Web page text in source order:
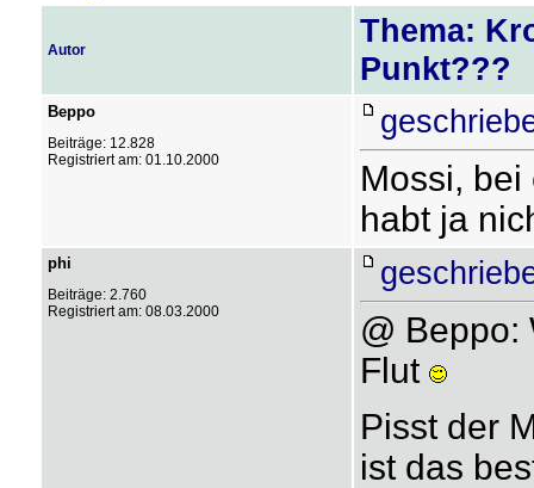
Autor
Thema:
Punkt???
Beppo
Beiträge: 12.828
Registriert am: 01.10.2000
Mossi, bei
habt ja
phi
Beiträge: 2.760
Registriert am: 08.03.2000
@ Beppo:
Flut
Pisst der
ist das